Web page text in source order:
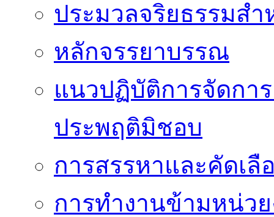
ประมวลจริยธรรมส
หลักจรรยาบรรณ
แนวปฏิบัติการจัดการ
ประพฤติมิชอบ
การสรรหาและคัดเลื
การทำงานข้ามหน่ว